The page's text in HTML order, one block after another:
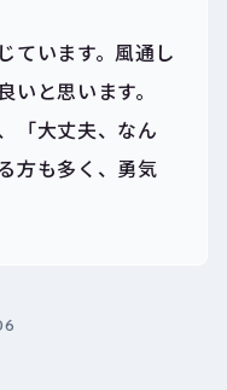
ています。風通し
と思います。
「大丈夫、なん
方も多く、勇気